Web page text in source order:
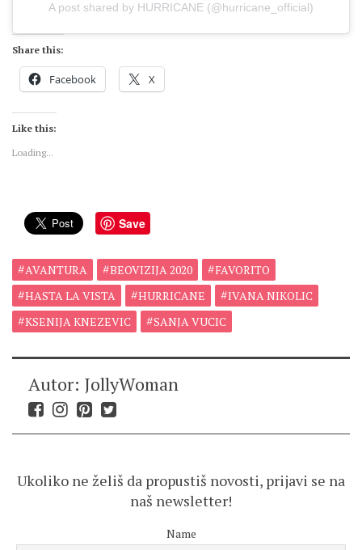
A post shared by HURRICANE (@hurricane_official)
Share this:
Facebook X
Like this:
Loading...
Save
AVANTURA BEOVIZIJA 2020
FAVORITO
HASTA LA VISTA
HURRICANE
IVANA NIKOLIC
KSENIJA KNEZEVIC
SANJA VUCIC
Autor: JollyWoman
Ukoliko ne želiš da propustiš novosti, prijavi se na
naš newsletter!
Name